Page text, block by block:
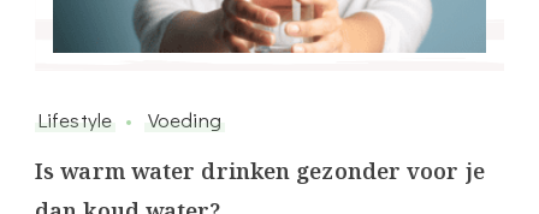
Lifestyle Voeding
Is warm water drinken gezonder voor je